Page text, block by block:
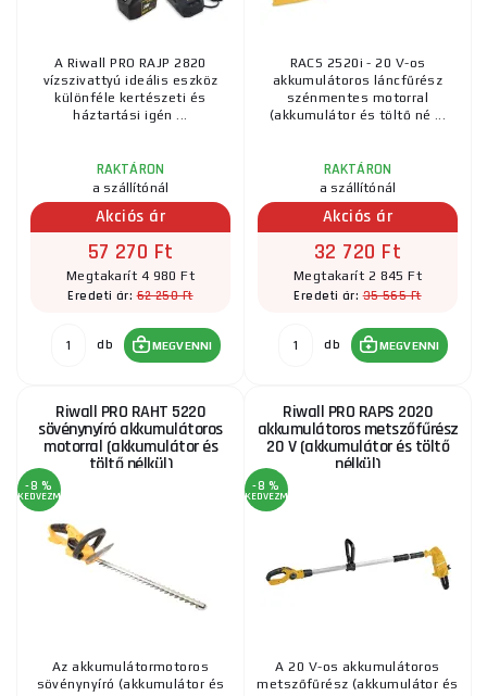
A Riwall PRO RAJP 2820
vízszivattyú ideális eszköz
különféle kertészeti és
háztartási igén ...
RAKTÁRON
a szállítónál
Akciós ár
57 270 Ft
Megtakarít 4 980 Ft
Eredeti ár:62 250 Ft
db MEGVENNI
RACS 2520i - 20 V-os
akkumulátoros láncfűrész
szénmentes motorral
(akkumulátor és töltő né ...
RAKTÁRON
a szállítónál
Akciós ár
32 720 Ft
Megtakarít 2 845 Ft
Eredeti ár:35 565 Ft
db MEGVENNI
Riwall PRO RAHT 5220
sövénynyíró akkumulátoros
motorral (akkumulátor és
töltő nélkül)
-8 %
KEDVEZMÉNY
Az akkumulátormotoros
sövénynyíró (akkumulátor és
Riwall PRO RAPS 2020
akkumulátoros metszőfűrész
20 V (akkumulátor és töltő
nélkül)
-8 %
KEDVEZMÉNY
A 20 V-os akkumulátoros
metszőfűrész (akkumulátor és